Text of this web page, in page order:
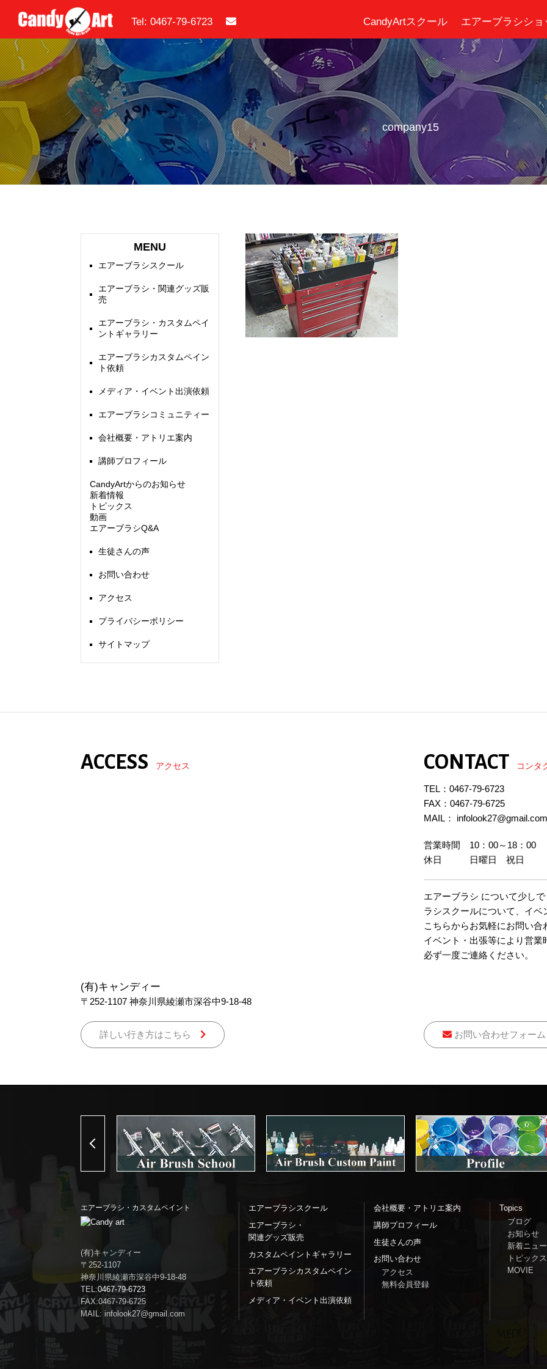
Tel: 0467-79-6723 CandyArtスクール エアーブラシショ
company15
MENU
エアーブラシスクール
エアーブラシ・関連グッズ販
売
エアーブラシ・カスタムペイ
ントギャラリー
エアーブラシカスタムペイン
ト依頼
メディア・イベント出演依頼
エアーブラシコミュニティー
会社概要・アトリエ案内
講師プロフィール
CandyArtからのお知らせ
新着情報
トピックス
動画
エアーブラシQ&A
生徒さんの声
お問い合わせ
アクセス
プライバシーポリシー
サイトマップ
ACCESS アクセス
(有)キャンディー
〒252-1107 神奈川県綾瀬市深谷中9-18-48
詳しい行き方はこちら
CONTACT コンタ
TEL： 0467-79-6723
FAX：0467-79-6725
MAIL： infolook27@gmail.com
営業時間 10：00～18：00
休日 日曜日 祝日
エアーブラシ について少し
ラシスクールについて、イ
こちらからお気軽にお問い合
イベント・出張等により営
必ず一度ご連絡ください。
お問い合わせフォーム
Previous
エアーブラシ・カスタムペイント
(有)キャンディー
〒252-1107
神奈川県綾瀬市深谷中9-18-48
TEL:0467-79-6723
FAX:0467-79-6725
MAIL: infolook27@gmail.com
エアーブラシスクール
エアーブラシ・
関連グッズ販売
カスタムペイントギャラリー
エアーブラシカスタムペイン
ト依頼
メディア・イベント出演依頼
会社概要・アトリエ案内
講師プロフィール
生徒さんの声
お問い合わせ
アクセス
無料会員登録
Topics
ブログ
お知らせ
新着ニュ
トピックス
MOVIE